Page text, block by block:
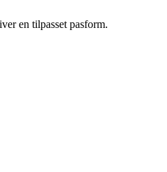
en tilpasset pasform.